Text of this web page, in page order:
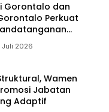
Gorontalo dan
Perkuat
Juli 2026
Wamen
Jabatan
Adaptif